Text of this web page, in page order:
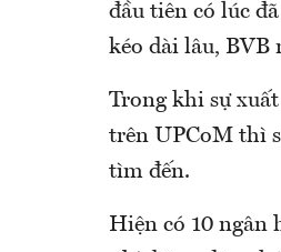
đầu tiên có lúc
kéo dài lâu, BVB
Trong khi sự
trên UPCoM thì
tìm đến.
Hiện có 10 ngân